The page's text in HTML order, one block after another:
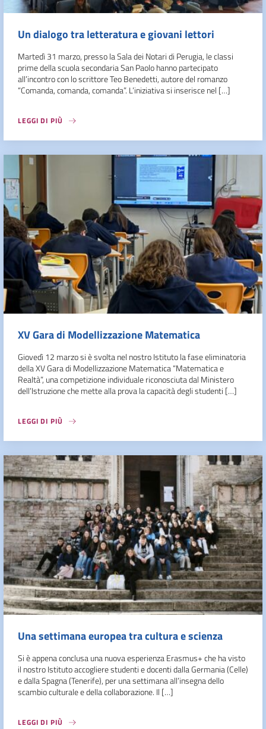
Un dialogo tra letteratura e giovani lettori
Martedì 31 marzo, presso la Sala dei Notari di Perugia, le classi
prime della scuola secondaria San Paolo hanno partecipato
all’incontro con lo scrittore Teo Benedetti, autore del romanzo
“Comanda, comanda, comanda”. L’iniziativa si inserisce nel […]
LEGGI DI PIÙ
XV Gara di Modellizzazione Matematica
Giovedì 12 marzo si è svolta nel nostro Istituto la fase eliminatoria
della XV Gara di Modellizzazione Matematica “Matematica e
Realtà”, una competizione individuale riconosciuta dal Ministero
dell’Istruzione che mette alla prova la capacità degli studenti […]
LEGGI DI PIÙ
Una settimana europea tra cultura e scienza
Si è appena conclusa una nuova esperienza Erasmus+ che ha visto
il nostro Istituto accogliere studenti e docenti dalla Germania (Celle)
e dalla Spagna (Tenerife), per una settimana all’insegna dello
scambio culturale e della collaborazione. Il […]
LEGGI DI PIÙ